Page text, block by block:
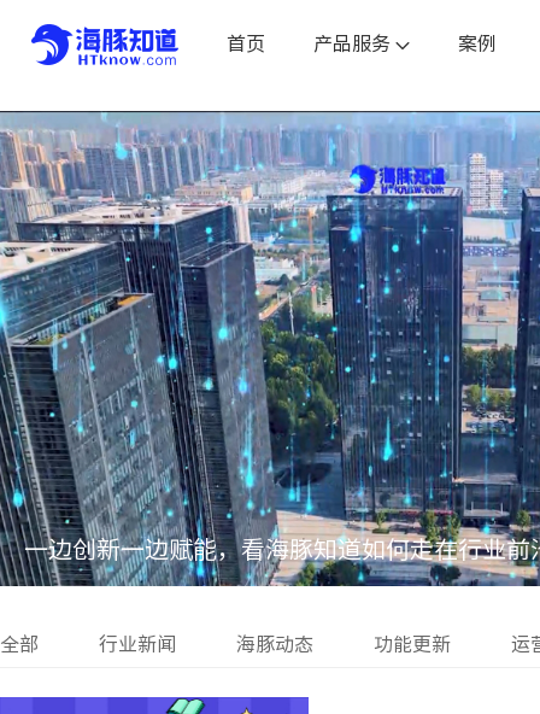
首页 产品服务 案例
一边创新一边赋能，看海豚知道如何走在行业前
全部 行业新闻 海豚动态 功能更新 运